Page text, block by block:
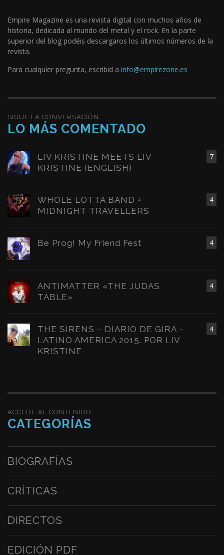
Empire Magazine es una revista digital con muchos años de
historia, dedicada al mundo del metal y el rock. En la parte
superior del blog podéis descargaros los últimos números de la
revista.
Para cualquier pregunta, escribid a info@empirezone.es
SIGUE LA CONVERSACIÓN
LO MÁS COMENTADO
7
LIV KRISTINE MEETS LIV
KRISTINE (ENGLISH)
4
WHOLE LOTTA BAND +
MIDNIGHT TRAVELLERS
4
Be Prog! My Friend Fest
4
ANTIMATTER «THE JUDAS
TABLE»
4
THE SIRENS – DIARIO DE GIRA –
LATINO AMERICA 2015. POR LIV
KRISTINE
ACCEDE AL CONTENIDO
CATEGORÍAS
BIOGRAFÍAS
CRÍTICAS
DIRECTOS
EDICIÓN PDF